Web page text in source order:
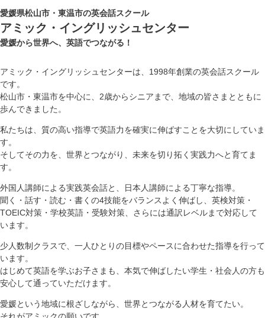
愛媛県松山市・東温市の英会話スクール
アミック・イングリッシュセンター
愛媛から世界へ、英語でつながる！
アミック・イングリッシュセンターは、1998年創業の英会話スクール
です。
松山市・東温市を中心に、2歳からシニアまで、地域の皆さまとともに
歩んできました。
私たちは、質の高い指導で英語力を確実に伸ばすことを大切にしていま
す。
そしてその力を、世界とつながり、未来を切り拓く実践力へと育てま
す。
外国人講師による実践英会話と、日本人講師による丁寧な指導。
聞く・話す・読む・書くの4技能をバランスよく伸ばし、英検対策・
TOEIC対策・学校英語・受験対策、さらには通訳レベルまで対応して
います。
少人数制クラスで、一人ひとりの目標やペースに合わせた指導を行って
います。
はじめて英語を学ぶお子さまも、本気で伸ばしたい学生・社会人の方も
安心して通っていただけます。
愛媛という地域に根ざしながら、世界とつながる人材を育てたい。